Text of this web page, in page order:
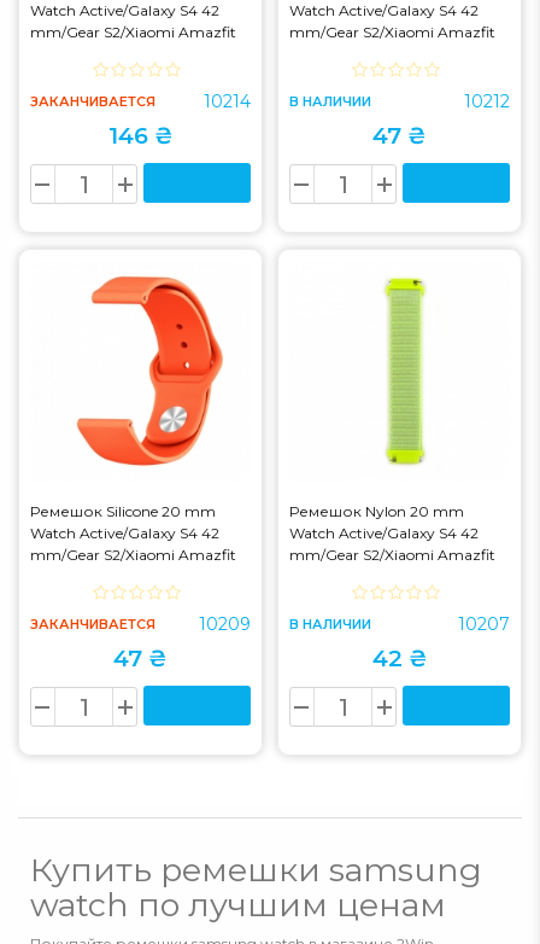
Watch Active/Galaxy S4 42
mm/Gear S2/Xiaomi Amazfit
ЗАКАНЧИВАЕТСЯ 10214
146 ₴
Watch Active/Galaxy S4 42
mm/Gear S2/Xiaomi Amazfit
В НАЛИЧИИ 10212
47 ₴
Ремешок Silicone 20 mm
Watch Active/Galaxy S4 42
mm/Gear S2/Xiaomi Amazfit
ЗАКАНЧИВАЕТСЯ 10209
47 ₴
Ремешок Nylon 20 mm
Watch Active/Galaxy S4 42
mm/Gear S2/Xiaomi Amazfit
В НАЛИЧИИ 10207
42 ₴
Купить ремешки samsung
watch по лучшим ценам